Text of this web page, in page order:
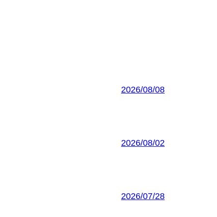
2026/08/08
2026/08/02
2026/07/28